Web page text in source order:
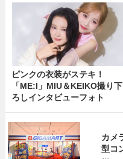
ピンクの衣装がステキ！
「ME:I」MIU＆KEIKO撮り下
ろしインタビューフォト
カメ
型コ